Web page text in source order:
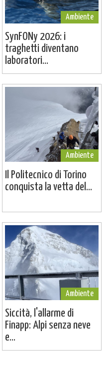
Ambiente
SynFONy 2026: i
traghetti diventano
laboratori...
Ambiente
Il Politecnico di Torino
conquista la vetta del...
Ambiente
Siccità, l'allarme di
Finapp: Alpi senza neve
e...